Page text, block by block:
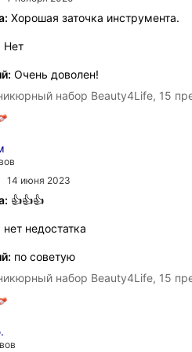
Хорошая заточка инструмента.
Нет
Очень доволен!
набор Beauty4Life, 15
14 июня 2023
👍👍👍
нет недостатка
по советую
набор Beauty4Life, 15